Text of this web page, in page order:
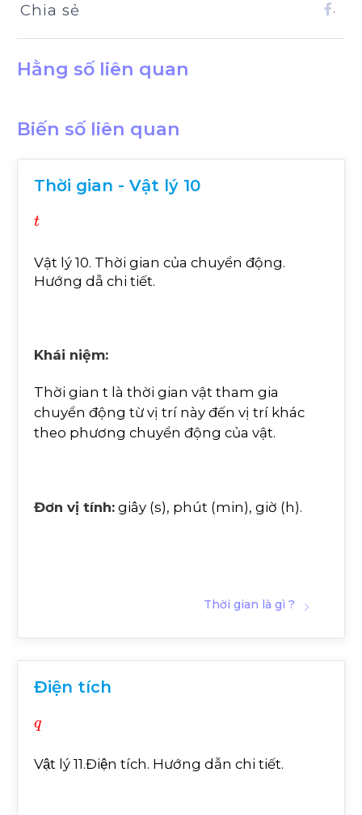
Chia sẻ .
Hằng số liên quan
Biến số liên quan
Thời gian - Vật lý 10
t
Vật lý 10. Thời gian của chuyển động.
Hướng dẫ chi tiết.
Khái niệm:
Thời gian t là thời gian vật tham gia
chuyển động từ vị trí này đến vị trí khác
theo phương chuyển động của vật.
Đơn vị tính: giây (s), phút (min), giờ (h).
Thời gian là gì ?
Điện tích
Vật lý 11.Điện tích. Hướng dẫn chi tiết.